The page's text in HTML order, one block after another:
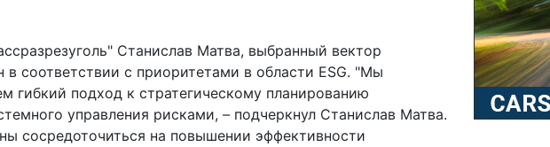
Станислав Матва, выбранный вектор
соответствии с приоритетами в области ESG. "Мы
гибкий подход к стратегическому планированию
управления рисками, – подчеркнул Станислав Матва.
сосредоточиться на повышении эффективности